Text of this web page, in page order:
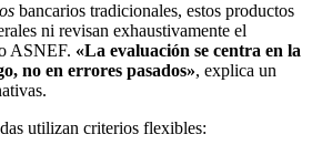
bancarios tradicionales, estos productos
ni revisan exhaustivamente el
ASNEF. «La evaluación se centra en la
no en errores pasados», explica un
utilizan criterios flexibles: